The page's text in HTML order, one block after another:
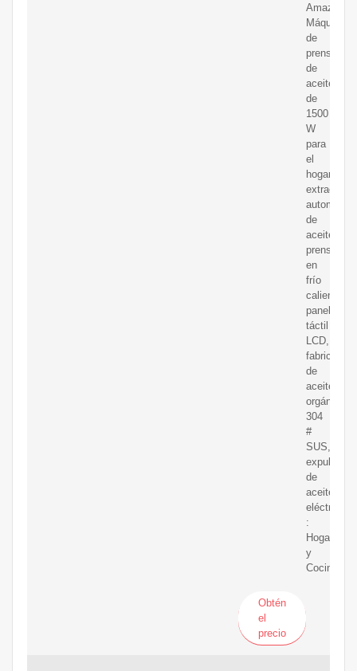
Máquina
de
prensa
de
aceite
de
1500
W
para
el
hogar,
extractor
automático
de
aceite
prensado
en
frío
caliente,
panel
táctil
LCD,
fabricante
de
aceite
orgánico
304
#
SUS,
expulsor
de
aceite
eléctrico
:
Hogar
y
Cocina
Obtén
el
precio